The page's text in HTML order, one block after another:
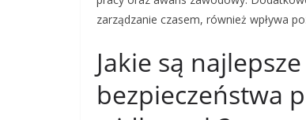
zarządzanie czasem, również wpływa
Jakie są
bezpieczeństwa